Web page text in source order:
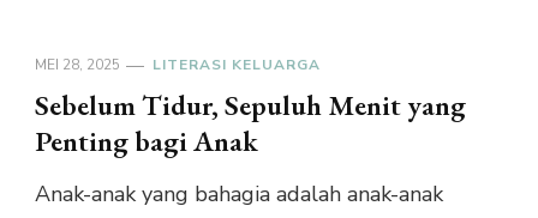
MEI 28, 2025 LITERASI KELUARGA
Sebelum Tidur, Sepuluh Menit yang
Penting bagi Anak
Anak-anak yang bahagia adalah anak-anak